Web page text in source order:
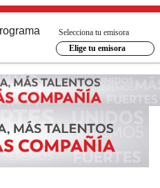
Selecciona tu emisora
Elige tu emisora